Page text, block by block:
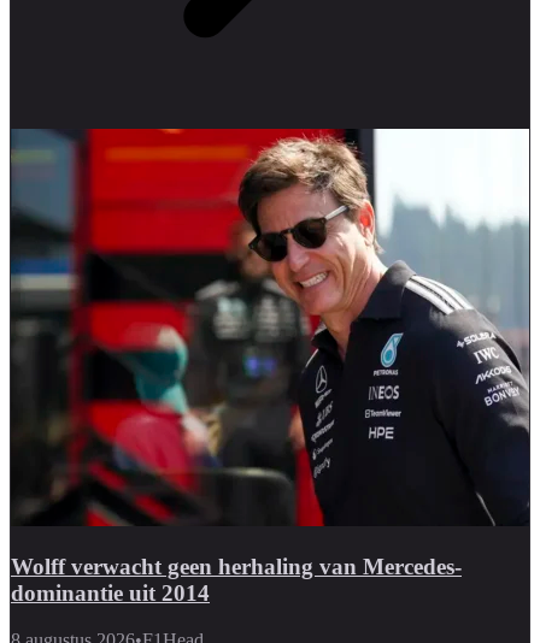
Wolff verwacht geen herhaling van Mercedes-
dominantie uit 2014